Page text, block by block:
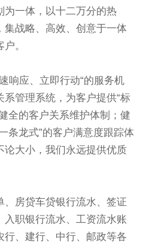
为一体，以十二万分的热
战略、高效、创意于一体
。
响应、立即行动“的服务机
管理系统，为客户提供“标
全的客户关系维护体制；健
条龙式”的客户满意度跟踪体
论大小，我们永远提供优质
房贷车贷银行流水、签证
职银行流水、工资流水账
、建行、中行、邮政等各